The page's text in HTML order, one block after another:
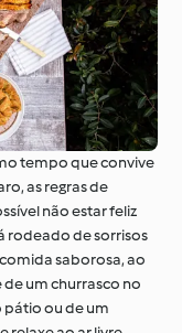
com o
tempo que convive
as regras de
não estar feliz
rodeado de sorrisos
saborosa, ao
um churrasco no
ou de um